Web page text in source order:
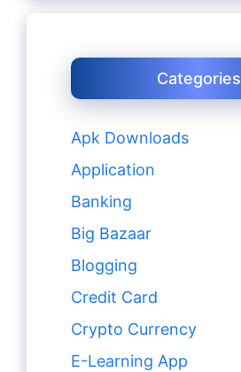
Categories
Apk Downloads
Application
Banking
Big Bazaar
Blogging
Credit Card
Crypto Currency
E-Learning App